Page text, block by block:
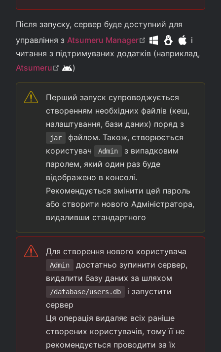
Після запуску, сервер буде доступний для
управління з Atsumeru Manager (opens new
і
читання з підтримуваних додатків (наприклад,
Atsumeru
(opens new window)
android)
Перший запуск супроводжується
створенням необхідних файлів (кеш,
налаштування, бази даних) поряд з
jar
файлом. Також, створюється
користувач
Admin
з випадковим
паролем, який один раз буде
відображено в консолі.
Рекомендується змінити цей пароль
або створити нового Адміністратора,
видаливши стандартного
Для створення нового користувача
Admin
достатньо зупинити сервер,
видалити базу даних за шляхом
/database/users.db
і запустити
сервер
Ця операція видаляє всіх раніше
створених користувачів, тому її не
рекомендується проводити за їх